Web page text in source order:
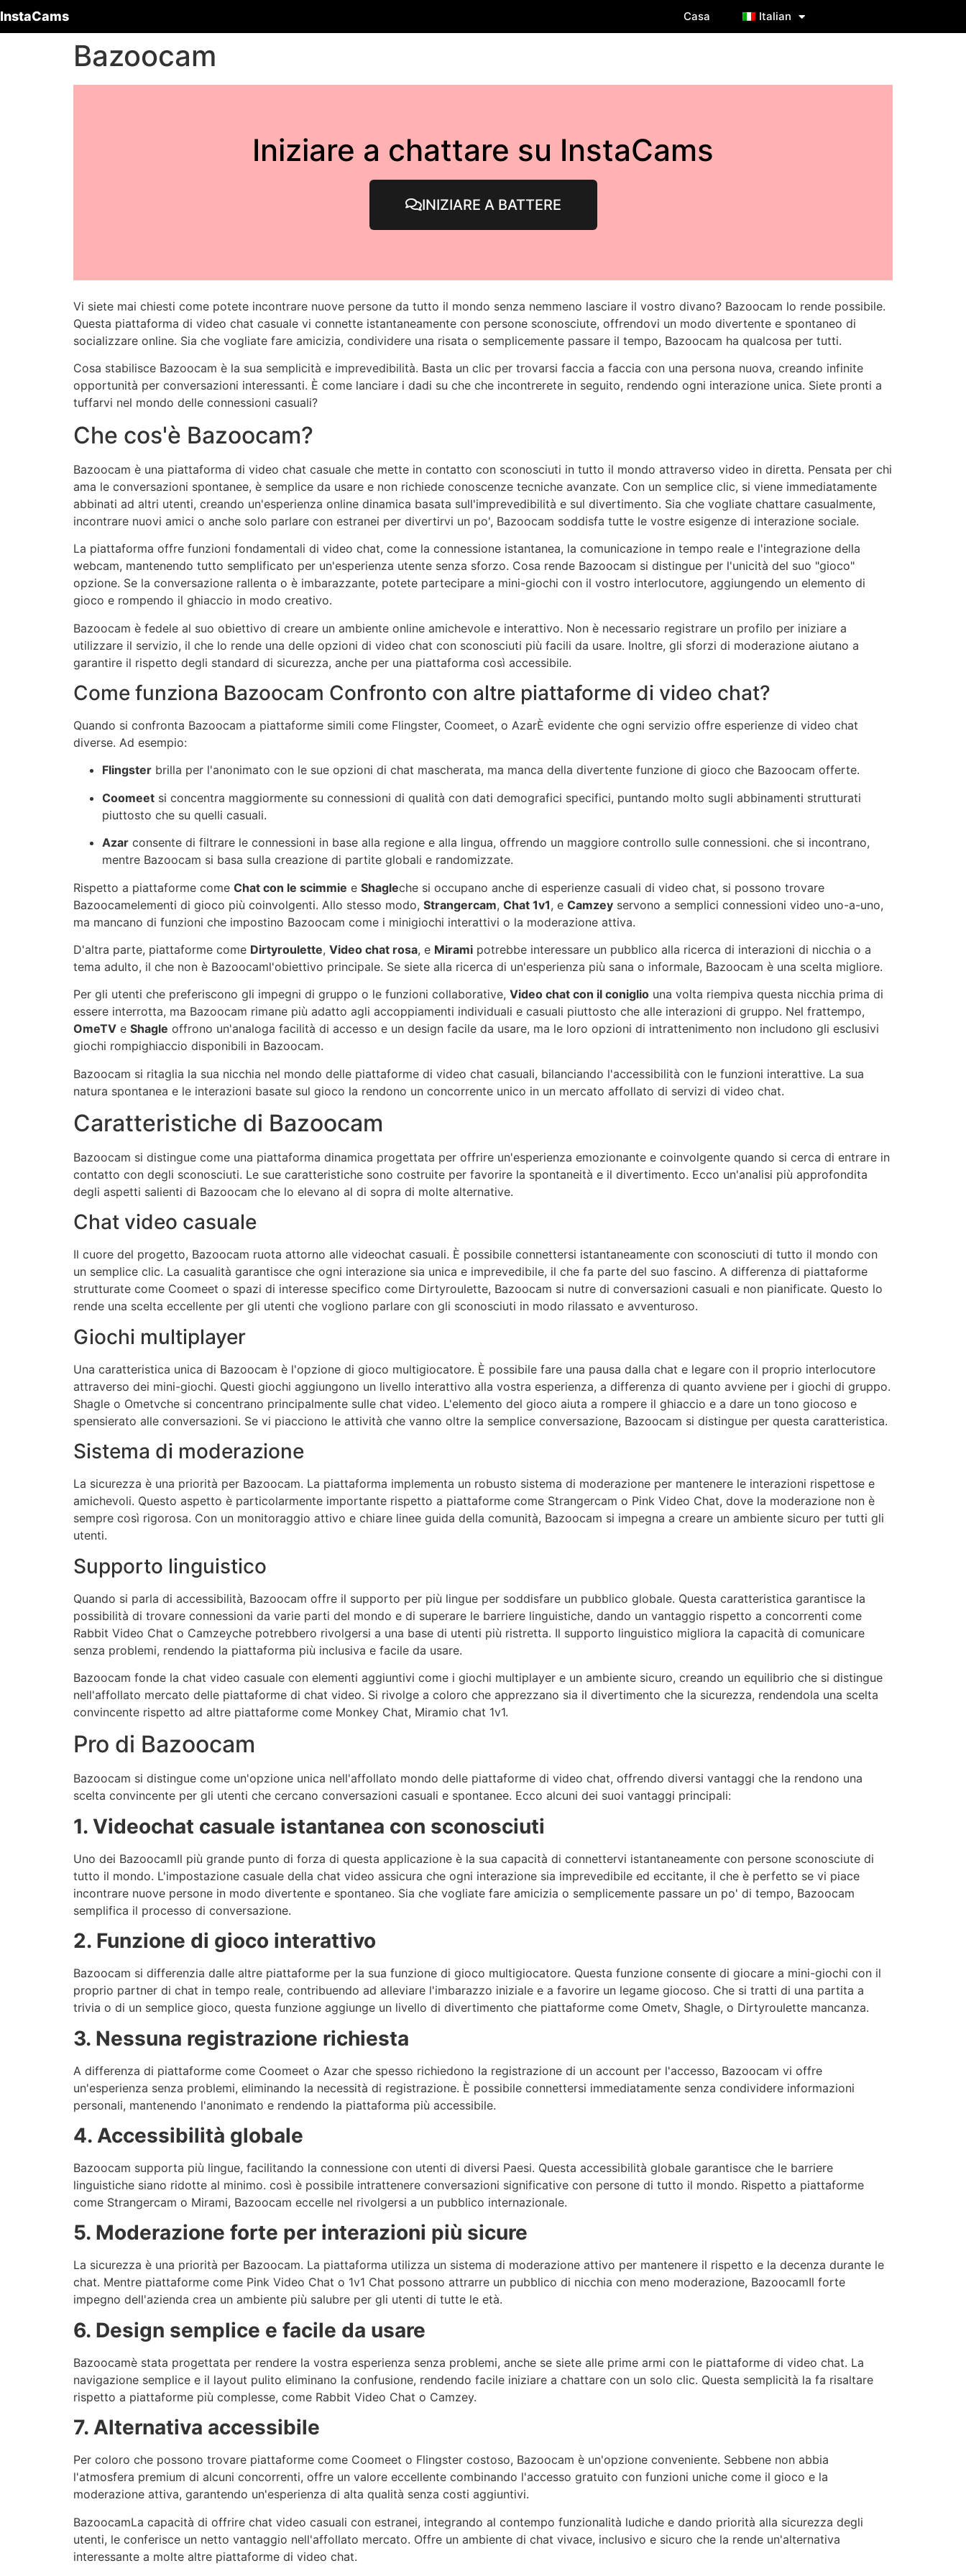
InstaCams Casa Italian
Bazoocam
Iniziare a chattare su InstaCams
INIZIARE A BATTERE
Vi siete mai chiesti come potete incontrare nuove persone da tutto il mondo senza nemmeno lasciare il vostro divano? Bazoocam lo rende possibile.
Questa piattaforma di video chat casuale vi connette istantaneamente con persone sconosciute, offrendovi un modo divertente e spontaneo di
socializzare online. Sia che vogliate fare amicizia, condividere una risata o semplicemente passare il tempo, Bazoocam ha qualcosa per tutti.
Cosa stabilisce Bazoocam è la sua semplicità e imprevedibilità. Basta un clic per trovarsi faccia a faccia con una persona nuova, creando infinite
opportunità per conversazioni interessanti. È come lanciare i dadi su che che incontrerete in seguito, rendendo ogni interazione unica. Siete pronti a
tuffarvi nel mondo delle connessioni casuali?
Che cos'è Bazoocam?
Bazoocam è una piattaforma di video chat casuale che mette in contatto con sconosciuti in tutto il mondo attraverso video in diretta. Pensata per chi
ama le conversazioni spontanee, è semplice da usare e non richiede conoscenze tecniche avanzate. Con un semplice clic, si viene immediatamente
abbinati ad altri utenti, creando un'esperienza online dinamica basata sull'imprevedibilità e sul divertimento. Sia che vogliate chattare casualmente,
incontrare nuovi amici o anche solo parlare con estranei per divertirvi un po', Bazoocam soddisfa tutte le vostre esigenze di interazione sociale.
La piattaforma offre funzioni fondamentali di video chat, come la connessione istantanea, la comunicazione in tempo reale e l'integrazione della
webcam, mantenendo tutto semplificato per un'esperienza utente senza sforzo. Cosa rende Bazoocam si distingue per l'unicità del suo "gioco"
opzione. Se la conversazione rallenta o è imbarazzante, potete partecipare a mini-giochi con il vostro interlocutore, aggiungendo un elemento di
gioco e rompendo il ghiaccio in modo creativo.
Bazoocam è fedele al suo obiettivo di creare un ambiente online amichevole e interattivo. Non è necessario registrare un profilo per iniziare a
utilizzare il servizio, il che lo rende una delle opzioni di video chat con sconosciuti più facili da usare. Inoltre, gli sforzi di moderazione aiutano a
garantire il rispetto degli standard di sicurezza, anche per una piattaforma così accessibile.
Come funziona Bazoocam Confronto con altre piattaforme di video chat?
Quando si confronta Bazoocam a piattaforme simili come Flingster, Coomeet, o AzarÈ evidente che ogni servizio offre esperienze di video chat
diverse. Ad esempio:
Flingster brilla per l'anonimato con le sue opzioni di chat mascherata, ma manca della divertente funzione di gioco che Bazoocam offerte.
Coomeet si concentra maggiormente su connessioni di qualità con dati demografici specifici, puntando molto sugli abbinamenti strutturati
piuttosto che su quelli casuali.
Azar consente di filtrare le connessioni in base alla regione e alla lingua, offrendo un maggiore controllo sulle connessioni. che si incontrano,
mentre Bazoocam si basa sulla creazione di partite globali e randomizzate.
Rispetto a piattaforme come Chat con le scimmie e Shagleche si occupano anche di esperienze casuali di video chat, si possono trovare
Bazoocamelementi di gioco più coinvolgenti. Allo stesso modo, Strangercam, Chat 1v1, e Camzey servono a semplici connessioni video uno-a-uno,
ma mancano di funzioni che impostino Bazoocam come i minigiochi interattivi o la moderazione attiva.
D'altra parte, piattaforme come Dirtyroulette, Video chat rosa, e Mirami potrebbe interessare un pubblico alla ricerca di interazioni di nicchia o a
tema adulto, il che non è Bazoocaml'obiettivo principale. Se siete alla ricerca di un'esperienza più sana o informale, Bazoocam è una scelta migliore.
Per gli utenti che preferiscono gli impegni di gruppo o le funzioni collaborative, Video chat con il coniglio una volta riempiva questa nicchia prima di
essere interrotta, ma Bazoocam rimane più adatto agli accoppiamenti individuali e casuali piuttosto che alle interazioni di gruppo. Nel frattempo,
OmeTV e Shagle offrono un'analoga facilità di accesso e un design facile da usare, ma le loro opzioni di intrattenimento non includono gli esclusivi
giochi rompighiaccio disponibili in Bazoocam.
Bazoocam si ritaglia la sua nicchia nel mondo delle piattaforme di video chat casuali, bilanciando l'accessibilità con le funzioni interattive. La sua
natura spontanea e le interazioni basate sul gioco la rendono un concorrente unico in un mercato affollato di servizi di video chat.
Caratteristiche di Bazoocam
Bazoocam si distingue come una piattaforma dinamica progettata per offrire un'esperienza emozionante e coinvolgente quando si cerca di entrare in
contatto con degli sconosciuti. Le sue caratteristiche sono costruite per favorire la spontaneità e il divertimento. Ecco un'analisi più approfondita
degli aspetti salienti di Bazoocam che lo elevano al di sopra di molte alternative.
Chat video casuale
Il cuore del progetto, Bazoocam ruota attorno alle videochat casuali. È possibile connettersi istantaneamente con sconosciuti di tutto il mondo con
un semplice clic. La casualità garantisce che ogni interazione sia unica e imprevedibile, il che fa parte del suo fascino. A differenza di piattaforme
strutturate come Coomeet o spazi di interesse specifico come Dirtyroulette, Bazoocam si nutre di conversazioni casuali e non pianificate. Questo lo
rende una scelta eccellente per gli utenti che vogliono parlare con gli sconosciuti in modo rilassato e avventuroso.
Giochi multiplayer
Una caratteristica unica di Bazoocam è l'opzione di gioco multigiocatore. È possibile fare una pausa dalla chat e legare con il proprio interlocutore
attraverso dei mini-giochi. Questi giochi aggiungono un livello interattivo alla vostra esperienza, a differenza di quanto avviene per i giochi di gruppo.
Shagle o Ometvche si concentrano principalmente sulle chat video. L'elemento del gioco aiuta a rompere il ghiaccio e a dare un tono giocoso e
spensierato alle conversazioni. Se vi piacciono le attività che vanno oltre la semplice conversazione, Bazoocam si distingue per questa caratteristica.
Sistema di moderazione
La sicurezza è una priorità per Bazoocam. La piattaforma implementa un robusto sistema di moderazione per mantenere le interazioni rispettose e
amichevoli. Questo aspetto è particolarmente importante rispetto a piattaforme come Strangercam o Pink Video Chat, dove la moderazione non è
sempre così rigorosa. Con un monitoraggio attivo e chiare linee guida della comunità, Bazoocam si impegna a creare un ambiente sicuro per tutti gli
utenti.
Supporto linguistico
Quando si parla di accessibilità, Bazoocam offre il supporto per più lingue per soddisfare un pubblico globale. Questa caratteristica garantisce la
possibilità di trovare connessioni da varie parti del mondo e di superare le barriere linguistiche, dando un vantaggio rispetto a concorrenti come
Rabbit Video Chat o Camzeyche potrebbero rivolgersi a una base di utenti più ristretta. Il supporto linguistico migliora la capacità di comunicare
senza problemi, rendendo la piattaforma più inclusiva e facile da usare.
Bazoocam fonde la chat video casuale con elementi aggiuntivi come i giochi multiplayer e un ambiente sicuro, creando un equilibrio che si distingue
nell'affollato mercato delle piattaforme di chat video. Si rivolge a coloro che apprezzano sia il divertimento che la sicurezza, rendendola una scelta
convincente rispetto ad altre piattaforme come Monkey Chat, Miramio chat 1v1.
Pro di Bazoocam
Bazoocam si distingue come un'opzione unica nell'affollato mondo delle piattaforme di video chat, offrendo diversi vantaggi che la rendono una
scelta convincente per gli utenti che cercano conversazioni casuali e spontanee. Ecco alcuni dei suoi vantaggi principali:
1. Videochat casuale istantanea con sconosciuti
Uno dei BazoocamIl più grande punto di forza di questa applicazione è la sua capacità di connettervi istantaneamente con persone sconosciute di
tutto il mondo. L'impostazione casuale della chat video assicura che ogni interazione sia imprevedibile ed eccitante, il che è perfetto se vi piace
incontrare nuove persone in modo divertente e spontaneo. Sia che vogliate fare amicizia o semplicemente passare un po' di tempo, Bazoocam
semplifica il processo di conversazione.
2. Funzione di gioco interattivo
Bazoocam si differenzia dalle altre piattaforme per la sua funzione di gioco multigiocatore. Questa funzione consente di giocare a mini-giochi con il
proprio partner di chat in tempo reale, contribuendo ad alleviare l'imbarazzo iniziale e a favorire un legame giocoso. Che si tratti di una partita a
trivia o di un semplice gioco, questa funzione aggiunge un livello di divertimento che piattaforme come Ometv, Shagle, o Dirtyroulette mancanza.
3. Nessuna registrazione richiesta
A differenza di piattaforme come Coomeet o Azar che spesso richiedono la registrazione di un account per l'accesso, Bazoocam vi offre
un'esperienza senza problemi, eliminando la necessità di registrazione. È possibile connettersi immediatamente senza condividere informazioni
personali, mantenendo l'anonimato e rendendo la piattaforma più accessibile.
4. Accessibilità globale
Bazoocam supporta più lingue, facilitando la connessione con utenti di diversi Paesi. Questa accessibilità globale garantisce che le barriere
linguistiche siano ridotte al minimo. così è possibile intrattenere conversazioni significative con persone di tutto il mondo. Rispetto a piattaforme
come Strangercam o Mirami, Bazoocam eccelle nel rivolgersi a un pubblico internazionale.
5. Moderazione forte per interazioni più sicure
La sicurezza è una priorità per Bazoocam. La piattaforma utilizza un sistema di moderazione attivo per mantenere il rispetto e la decenza durante le
chat. Mentre piattaforme come Pink Video Chat o 1v1 Chat possono attrarre un pubblico di nicchia con meno moderazione, BazoocamIl forte
impegno dell'azienda crea un ambiente più salubre per gli utenti di tutte le età.
6. Design semplice e facile da usare
Bazoocamè stata progettata per rendere la vostra esperienza senza problemi, anche se siete alle prime armi con le piattaforme di video chat. La
navigazione semplice e il layout pulito eliminano la confusione, rendendo facile iniziare a chattare con un solo clic. Questa semplicità la fa risaltare
rispetto a piattaforme più complesse, come Rabbit Video Chat o Camzey.
7. Alternativa accessibile
Per coloro che possono trovare piattaforme come Coomeet o Flingster costoso, Bazoocam è un'opzione conveniente. Sebbene non abbia
l'atmosfera premium di alcuni concorrenti, offre un valore eccellente combinando l'accesso gratuito con funzioni uniche come il gioco e la
moderazione attiva, garantendo un'esperienza di alta qualità senza costi aggiuntivi.
BazoocamLa capacità di offrire chat video casuali con estranei, integrando al contempo funzionalità ludiche e dando priorità alla sicurezza degli
utenti, le conferisce un netto vantaggio nell'affollato mercato. Offre un ambiente di chat vivace, inclusivo e sicuro che la rende un'alternativa
interessante a molte altre piattaforme di video chat.